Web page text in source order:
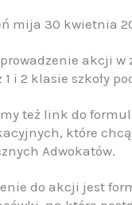
mija 30 kwietnia
akcji w
i 2 klasie szkoły
też link do
które
Adwokatów.
do akcji jest